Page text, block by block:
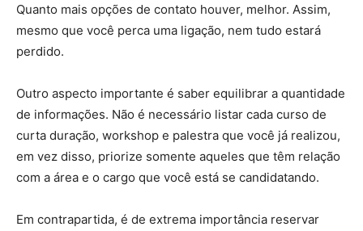
Quanto mais opções de contato houver, melhor. Assim,
mesmo que você perca uma ligação, nem tudo estará
perdido.
Outro aspecto importante é saber equilibrar a quantidade
de informações. Não é necessário listar cada curso de
curta duração, workshop e palestra que você já realizou,
em vez disso, priorize somente aqueles que têm relação
com a área e o cargo que você está se candidatando.
Em contrapartida, é de extrema importância reservar